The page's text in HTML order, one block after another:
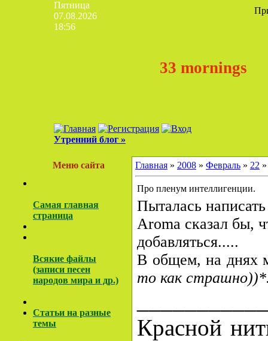
Пятница
07.08.2026
18:56
33 mornings
Утренний блог »
Меню сайта
Самая главная
страница
Всякие файлы
(записи песен
народов мира и др.)
Cтатьи на разные
темы
Главная » 2008 » Февраль » 22
Про пленум интеллигенции.
Пыталась
Aroma сказал бы,
добавляться.....
В общем, на днях
то как
Красной